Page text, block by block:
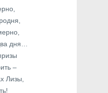
дня…
–
Лизы,